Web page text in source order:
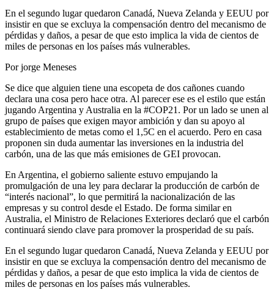
En el segundo lugar quedaron Canadá, Nueva Zelanda y EEUU por
insistir en que se excluya la compensación dentro del mecanismo de
pérdidas y daños, a pesar de que esto implica la vida de cientos de
miles de personas en los países más vulnerables.
Por jorge Meneses
Se dice que alguien tiene una escopeta de dos cañones cuando
declara una cosa pero hace otra. Al parecer ese es el estilo que están
jugando Argentina y Australia en la #COP21. Por un lado se unen al
grupo de países que exigen mayor ambición y dan su apoyo al
establecimiento de metas como el 1,5C en el acuerdo. Pero en casa
proponen sin duda aumentar las inversiones en la industria del
carbón, una de las que más emisiones de GEI provocan.
En Argentina, el gobierno saliente estuvo empujando la
promulgación de una ley para declarar la producción de carbón de
“interés nacional”, lo que permitirá la nacionalización de las
empresas y su control desde el Estado. De forma similar en
Australia, el Ministro de Relaciones Exteriores declaró que el carbón
continuará siendo clave para promover la prosperidad de su país.
En el segundo lugar quedaron Canadá, Nueva Zelanda y EEUU por
insistir en que se excluya la compensación dentro del mecanismo de
pérdidas y daños, a pesar de que esto implica la vida de cientos de
miles de personas en los países más vulnerables.